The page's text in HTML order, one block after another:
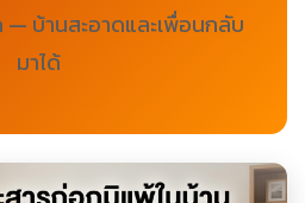
— บ้านสะอาดและเพื่อนกลับ
มาได้